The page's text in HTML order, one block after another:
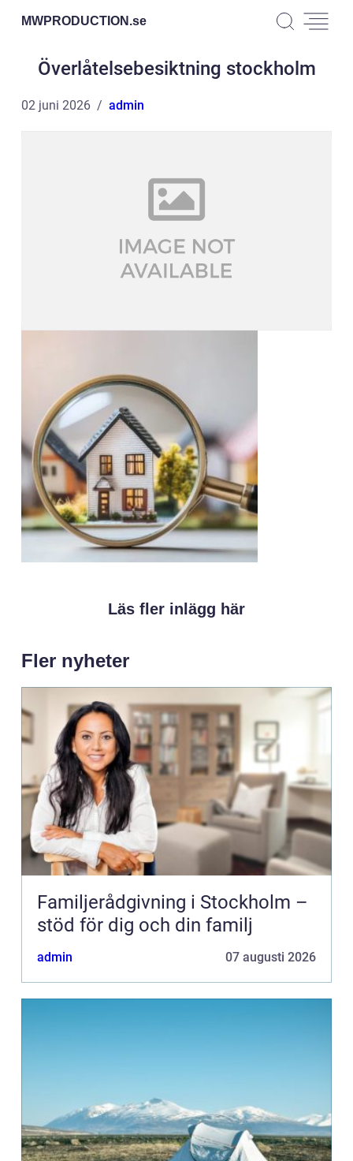
MWPRODUCTION.se
Överlåtelsebesiktning stockholm
02 juni 2026 admin
Läs fler inlägg här
Fler nyheter
Familjerådgivning i Stockholm –
stöd för dig och din familj
admin 07 augusti 2026